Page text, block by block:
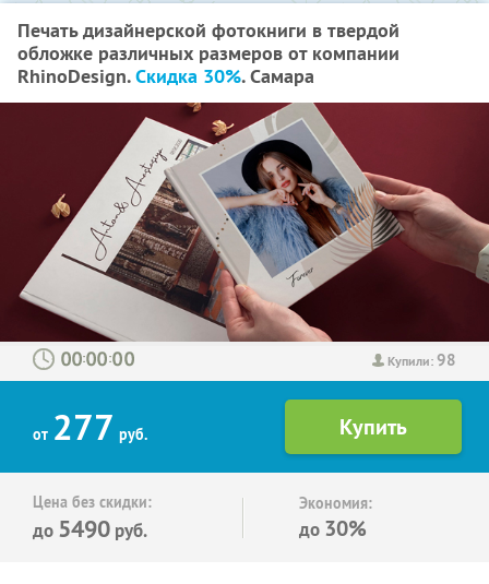
Печать дизайнерской фотокниги в твердой
обложке различных размеров от компании
RhinoDesign.Скидка 30%. Самара
Купили:98
: :
от 277 руб.
Цена без скидки:
до 5490 руб.
Экономия:
до 30%